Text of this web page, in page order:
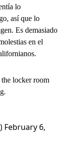
lo
así que lo
Es demasiado
en el
locker room
February 6,